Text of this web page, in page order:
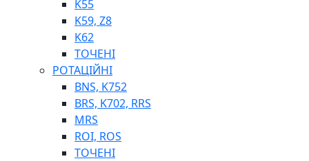
МОДУЛЬНІ АЗС
МЕТРОЛОГІЧНЕ ОБЛАДНАННЯ
ЛІЧИЛЬНИКИ І ВИТРАТОМІРИ ДЛЯ ПАЛЬНОГО
КОТУШКИ ДЛЯ ШЛАНГІВ
НАСОСИ ДЛЯ ПАЛЬНОГО
МОБІЛЬНІ КОЛОНКИ ТА КОМПЛЕКТИ ЗАПРАВКИ
СТАЦІОНАРНІ КОЛОНКИ
ПІСТОЛЕТИ
КОМПЛЕКТУЮЧІ ДЛЯ РУКАВІВ ВИСОКОГО ТИСКУ
K55
K59, Z8
K62
ТОЧЕНІ
РОТАЦІЙНІ
BNS, K752
BRS, K702, RRS
MRS
ROI, ROS
ТОЧЕНІ